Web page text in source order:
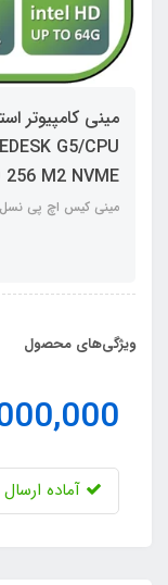
G5/CPU
M2 NVME
مینی کیس اچ پی
ویژگی‌های محصول
آماده ارسال